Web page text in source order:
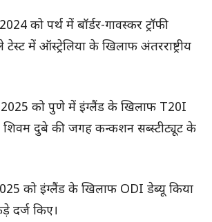
को पर्थ में बॉर्डर-गावस्कर ट्रॉफी
में ऑस्ट्रेलिया के खिलाफ अंतरराष्ट्रीय
2025 को पुणे में इंग्लैंड के खिलाफ T20I
शिवम दुबे की जगह कन्कशन सब्स्टीट्यूट के
को इंग्लैंड के खिलाफ ODI डेब्यू किया
किए।